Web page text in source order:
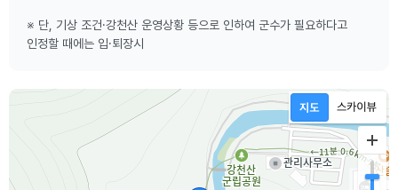
※ 단, 기상 조건·강천산 운영상황 등으로 인하여 군수가 필요하다고
인정할 때에는 입·퇴장시